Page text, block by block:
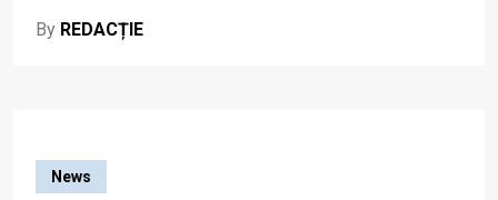
By REDACȚIE
News